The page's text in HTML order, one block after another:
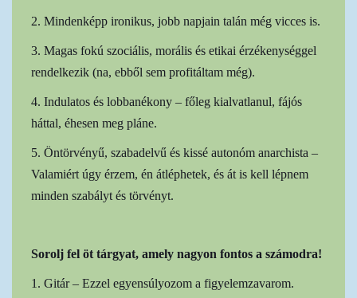
2. Mindenképp ironikus, jobb napjain talán még vicces is.
3. Magas fokú szociális, morális és etikai érzékenységgel
rendelkezik (na, ebből sem profitáltam még).
4. Indulatos és lobbanékony – főleg kialvatlanul, fájós
háttal, éhesen meg pláne.
5. Öntörvényű, szabadelvű és kissé autonóm anarchista –
Valamiért úgy érzem, én átléphetek, és át is kell lépnem
minden szabályt és törvényt.
Sorolj fel öt tárgyat, amely nagyon fontos a számodra!
1. Gitár – Ezzel egyensúlyozom a figyelemzavarom.